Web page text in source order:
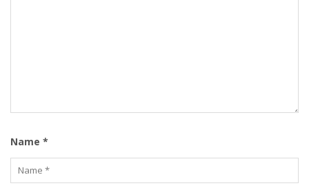
Name *